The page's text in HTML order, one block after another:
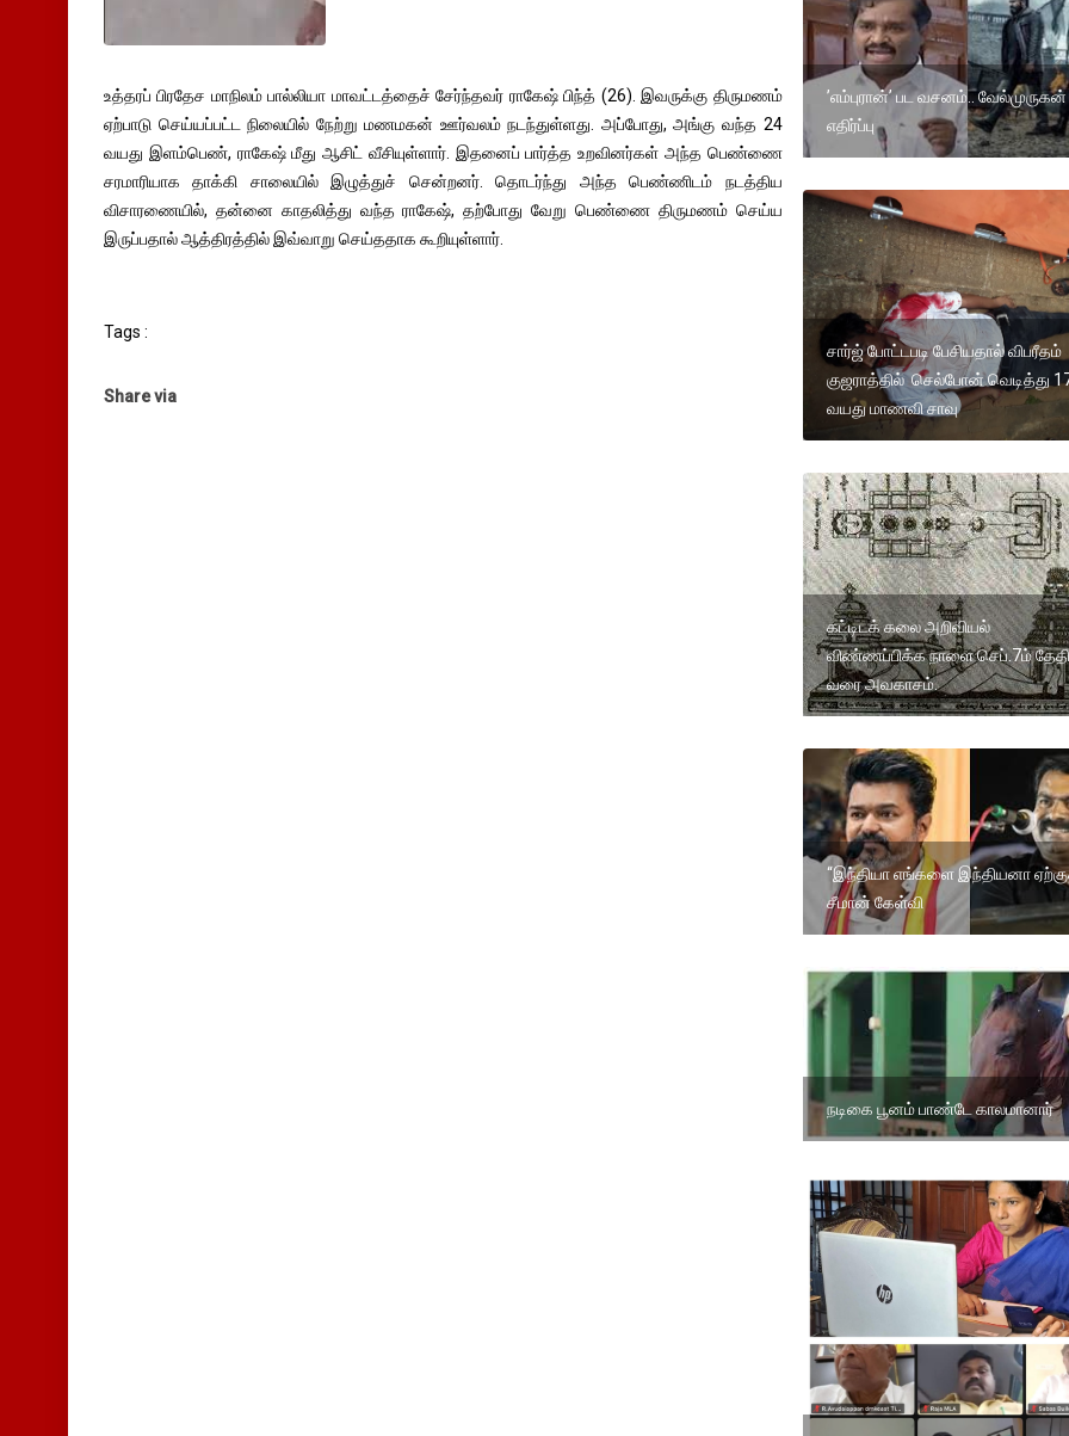
உத்தரப் பிரதேச மாநிலம் பால்லியா மாவட்டத்தைச் சேர்ந்தவர் ராகேஷ் பிந்த் (26). இவருக்கு திருமணம்
ஏற்பாடு செய்யப்பட்ட நிலையில் நேற்று மணமகன் ஊர்வலம் நடந்துள்ளது. அப்போது, அங்கு வந்த 24
வயது இளம்பெண், ராகேஷ் மீது ஆசிட் வீசியுள்ளார். இதனைப் பார்த்த உறவினர்கள் அந்த பெண்ணை
சரமாரியாக தாக்கி சாலையில் இழுத்துச் சென்றனர். தொடர்ந்து அந்த பெண்ணிடம் நடத்திய
விசாரணையில், தன்னை காதலித்து வந்த ராகேஷ், தற்போது வேறு பெண்ணை திருமணம் செய்ய
இருப்பதால் ஆத்திரத்தில் இவ்வாறு செய்ததாக கூறியுள்ளார்.
Tags :
Share via
’எம்புரான்’ பட வசனம்.. வேல்முருகன்
எதிர்ப்பு
சார்ஜ் போட்டபடி பேசியதால் விபரீதம்
குஜராத்தில் செல்போன் வெடித்து
வயது மாணவி சாவு
கட்டிடக் கலை அறிவியல்
விண்ணப்பிக்க நாளை செப்.7ம் தேதி
வரை அவகாசம்.
“இந்தியா எங்களை இந்தியனா
சீமான் கேள்வி
நடிகை பூனம் பாண்டே காலமானார்